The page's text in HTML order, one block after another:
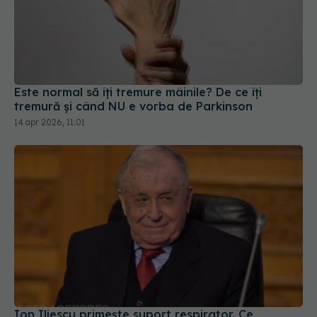
Este normal să îți tremure mâinile? De ce îți
tremură și când NU e vorba de Parkinson
Ion Iliescu primește suport respirator. Ce
înseamnă, de fapt, "plămânul artificial" și cât de
02 iul 2025, 11:13